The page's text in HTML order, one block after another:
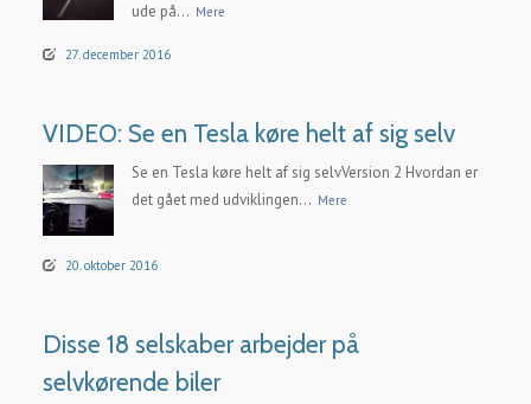
ude på... Mere
27. december 2016
VIDEO: Se en Tesla køre helt af sig selv
Se en Tesla køre helt af sig selvVersion 2 Hvordan er
det gået med udviklingen... Mere
20. oktober 2016
Disse 18 selskaber arbejder på
selvkørende biler